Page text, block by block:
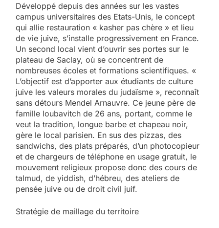
Développé depuis des années sur les vastes
campus universitaires des Etats-Unis, le concept
qui allie restauration « kasher pas chère » et lieu
de vie juive, s’installe progressivement en France.
Un second local vient d’ouvrir ses portes sur le
plateau de Saclay, où se concentrent de
nombreuses écoles et formations scientifiques. «
L’objectif est d’apporter aux étudiants de culture
juive les valeurs morales du judaïsme », reconnaît
sans détours Mendel Arnauvre. Ce jeune père de
famille loubavitch de 26 ans, portant, comme le
veut la tradition, longue barbe et chapeau noir,
gère le local parisien. En sus des pizzas, des
sandwichs, des plats préparés, d’un photocopieur
et de chargeurs de téléphone en usage gratuit, le
mouvement religieux propose donc des cours de
talmud, de yiddish, d’hébreu, des ateliers de
pensée juive ou de droit civil juif.
Stratégie de maillage du territoire